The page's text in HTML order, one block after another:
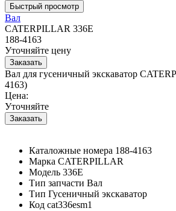
Вал
CATERPILLAR 336E
188-4163
Уточняйте цену
Вал для гусеничный экскаватор
4163)
Цена:
Уточняйте
Каталожные номера 188-4163
Марка CATERPILLAR
Модель 336E
Тип запчасти Вал
Тип Гусеничный экскаватор
Код cat336esm1